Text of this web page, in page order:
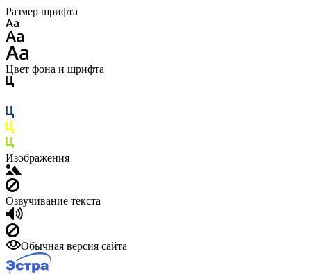
Размер шрифта
Цвет фона и шрифта
Изображения
Озвучивание текста
Обычная версия сайта